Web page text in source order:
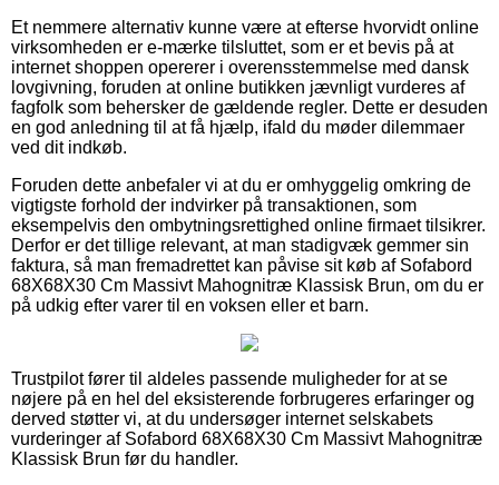
Et nemmere alternativ kunne være at efterse hvorvidt online
virksomheden er e-mærke tilsluttet, som er et bevis på at
internet shoppen opererer i overensstemmelse med dansk
lovgivning, foruden at online butikken jævnligt vurderes af
fagfolk som behersker de gældende regler. Dette er desuden
en god anledning til at få hjælp, ifald du møder dilemmaer
ved dit indkøb.
Foruden dette anbefaler vi at du er omhyggelig omkring de
vigtigste forhold der indvirker på transaktionen, som
eksempelvis den ombytningsrettighed online firmaet tilsikrer.
Derfor er det tillige relevant, at man stadigvæk gemmer sin
faktura, så man fremadrettet kan påvise sit køb af Sofabord
68X68X30 Cm Massivt Mahognitræ Klassisk Brun, om du er
på udkig efter varer til en voksen eller et barn.
Trustpilot fører til aldeles passende muligheder for at se
nøjere på en hel del eksisterende forbrugeres erfaringer og
derved støtter vi, at du undersøger internet selskabets
vurderinger af Sofabord 68X68X30 Cm Massivt Mahognitræ
Klassisk Brun før du handler.